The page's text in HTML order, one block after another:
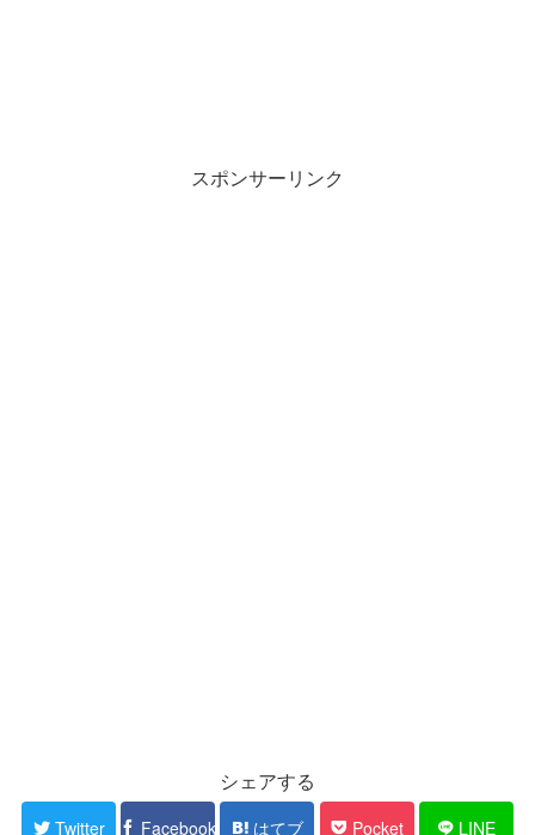
スポンサーリンク
シェアする
Twitter Facebook はてブ Pocket LINE